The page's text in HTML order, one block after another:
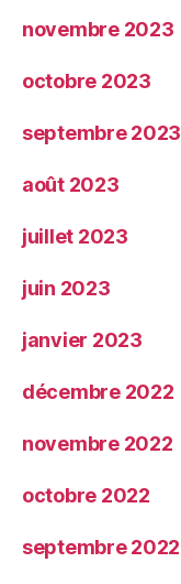
novembre 2023
octobre 2023
septembre 2023
août 2023
juillet 2023
juin 2023
janvier 2023
décembre 2022
novembre 2022
octobre 2022
septembre 2022